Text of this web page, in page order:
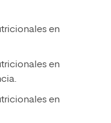
en
en
en